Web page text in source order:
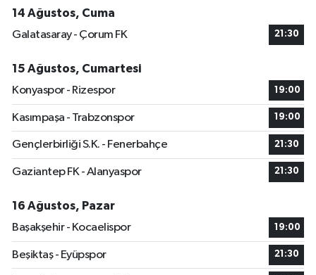
14 Ağustos, Cuma
Galatasaray - Çorum FK
21:30
15 Ağustos, Cumartesi
Konyaspor - Rizespor
19:00
Kasımpaşa - Trabzonspor 19:00
Gençlerbirliği S.K. - Fenerbahçe 21:30
Gaziantep FK - Alanyaspor 21:30
16 Ağustos, Pazar
Başakşehir - Kocaelispor
19:00
Beşiktaş - Eyüpspor 21:30